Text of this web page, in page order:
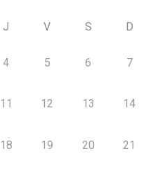
J V S D
4 5 6 7
11 12 13 14
18 19 20 21